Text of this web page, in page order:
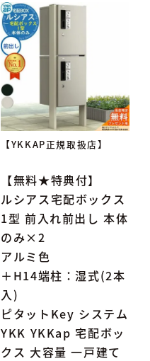
【YKKAP正規取扱店】
【無料★特典付】
ルシアス宅配ボックス
1型 前入れ前出し 本体
のみ×2
アルミ色
＋H14端柱：湿式(2本
入)
ピタットKey システム
YKK YKKap 宅配ボッ
クス 大容量 一戸建て